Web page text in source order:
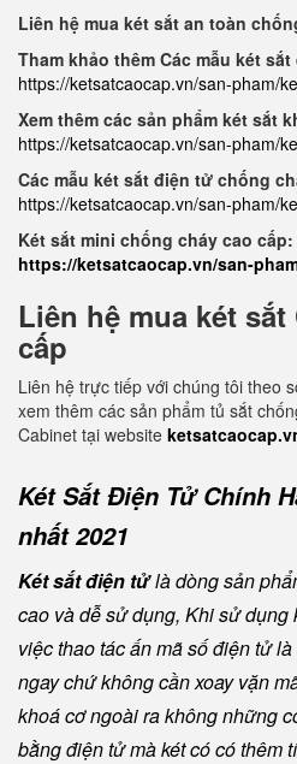
Liên hệ mua két sắt an toàn
Tham khảo thêm Các mẫu két
https://ketsatcaocap.vn/san-pham/
Xem thêm các sản phẩm két sắt
https://ketsatcaocap.vn/san-pham/
Các mẫu két sắt điện tử chống
https://ketsatcaocap.vn/san-pham/
Két sắt mini chống cháy cao cấp:
https://ketsatcaocap.vn/san-
Liên hệ mua két
cấp
Liên hệ trực tiếp với chúng tôi theo
xem thêm các sản phẩm tủ sắt
Cabinet tại website
Két Sắt Điện Tử Chính
nhất 2021
Két sắt điện tửlà dòng sản
cao và dễ sử dụng, Khi sử dụng
việc thao tác ấn mã số điện tử
ngay chứ không cần xoay vặn
khoá cơ ngoài ra không những
bằng điện tử mà két có có thêm